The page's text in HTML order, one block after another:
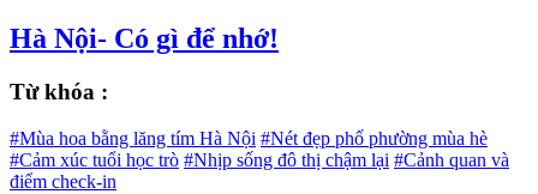
Hà Nội- Có gì để nhớ!
Từ khóa :
#Mùa hoa bằng lăng tím Hà Nội #Nét đẹp phố phường mùa hè
#Cảm xúc tuổi học trò #Nhịp sống đô thị chậm lại #Cảnh quan và
điểm check-in